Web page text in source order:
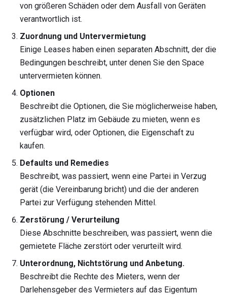
von größeren Schäden oder dem Ausfall von Geräten
verantwortlich ist.
Zuordnung und Untervermietung
Einige Leases haben einen separaten Abschnitt, der die
Bedingungen beschreibt, unter denen Sie den Space
untervermieten können.
Optionen
Beschreibt die Optionen, die Sie möglicherweise haben,
zusätzlichen Platz im Gebäude zu mieten, wenn es
verfügbar wird, oder Optionen, die Eigenschaft zu
kaufen.
Defaults und Remedies
Beschreibt, was passiert, wenn eine Partei in Verzug
gerät (die Vereinbarung bricht) und die der anderen
Partei zur Verfügung stehenden Mittel.
Zerstörung / Verurteilung
Diese Abschnitte beschreiben, was passiert, wenn die
gemietete Fläche zerstört oder verurteilt wird.
Unterordnung, Nichtstörung und Anbetung.
Beschreibt die Rechte des Mieters, wenn der
Darlehensgeber des Vermieters auf das Eigentum